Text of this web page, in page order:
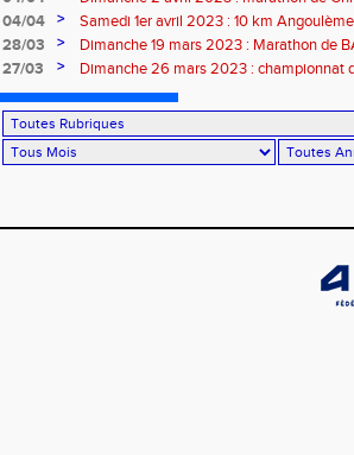
04/04
>
Samedi 1er avril 2023 : 10 km Angoulème
28/03
>
Dimanche 19 mars 2023 : Marathon de
27/03
> Dimanche 26 mars 2023 : championnat